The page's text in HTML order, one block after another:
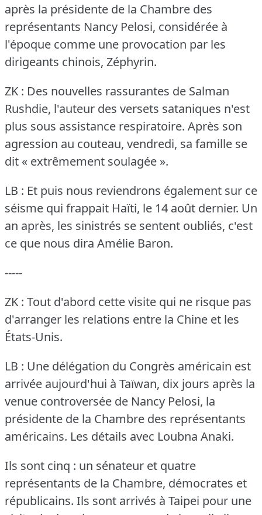
après la présidente de la Chambre des
représentants Nancy Pelosi, considérée à
l'époque comme une provocation par les
dirigeants chinois, Zéphyrin.
ZK : Des nouvelles rassurantes de Salman
Rushdie, l'auteur des versets sataniques n'est
plus sous assistance respiratoire. Après son
agression au couteau, vendredi, sa famille se
dit « extrêmement soulagée ».
LB : Et puis nous reviendrons également sur ce
séisme qui frappait Haïti, le 14 août dernier. Un
an après, les sinistrés se sentent oubliés, c'est
ce que nous dira Amélie Baron.
-----
ZK : Tout d'abord cette visite qui ne risque pas
d'arranger les relations entre la Chine et les
États-Unis.
LB : Une délégation du Congrès américain est
arrivée aujourd'hui à Taïwan, dix jours après la
venue controversée de Nancy Pelosi, la
présidente de la Chambre des représentants
américains. Les détails avec Loubna Anaki.
Ils sont cinq : un sénateur et quatre
représentants de la Chambre, démocrates et
républicains. Ils sont arrivés à Taipei pour une